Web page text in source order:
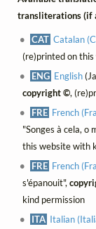
transliterations (if
CAT Catalan
(re)printed on
ENG English
copyright ©,
FRE French
"Songes à cela, o
this website with
FRE French
s'épanouit",
kind permission
ITA Italian